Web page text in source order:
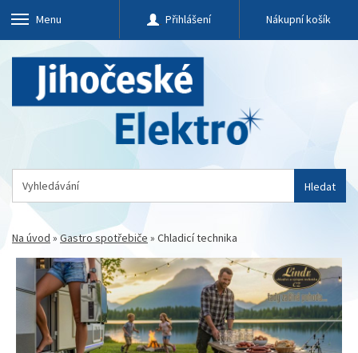
Menu Přihlášení Nákupní košík
Hledat
Na úvod »Gastro spotřebiče » Chladicí technika